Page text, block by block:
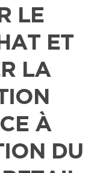
LE
ET
LA
À
DU